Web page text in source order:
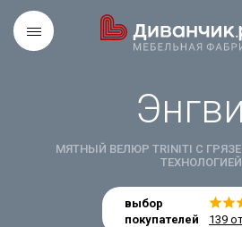
МЯТНЫЙ ВЕЛЮР TRINITI С
ТЕХНОЛОГИЕЙ
выбор
покупателей
139